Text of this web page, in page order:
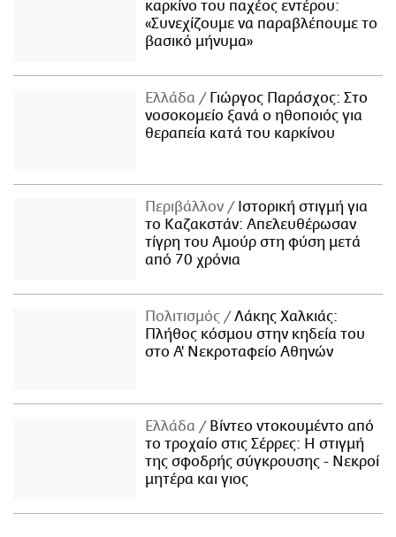
καρκίνο του παχέος εντέρου:
«Συνεχίζουμε να παραβλέπουμε το
βασικό μήνυμα»
Ελλάδα
Γιώργος Παράσχος: Στο
νοσοκομείο ξανά ο ηθοποιός για
θεραπεία κατά του καρκίνου
Περιβάλλον
Ιστορική στιγμή για
το Καζακστάν: Απελευθέρωσαν
τίγρη του Αμούρ στη φύση μετά
από 70 χρόνια
Πολιτισμός
Λάκης Χαλκιάς:
Πλήθος κόσμου στην κηδεία του
στο Α' Νεκροταφείο Αθηνών
Ελλάδα
Βίντεο ντοκουμέντο από
το τροχαίο στις Σέρρες: Η στιγμή
της σφοδρής σύγκρουσης - Νεκροί
μητέρα και γιος